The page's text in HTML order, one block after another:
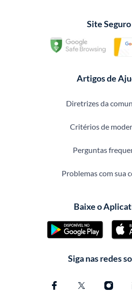
Site Seguro
Artigos de
Diretrizes da
Critérios de
Perguntas
Problemas com sua
Baixe o
Siga nas redes